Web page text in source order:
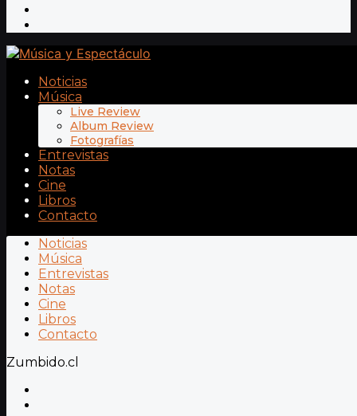
Noticias
Música
Live Review
Album Review
Fotografías
Entrevistas
Notas
Cine
Libros
Contacto
Noticias
Música
Entrevistas
Notas
Cine
Libros
Contacto
Zumbido.cl